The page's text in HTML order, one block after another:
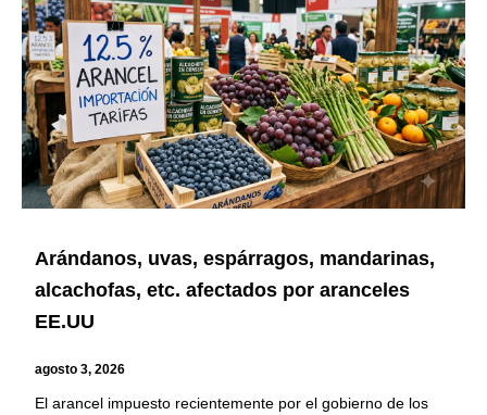
Arándanos, uvas, espárragos, mandarinas,
alcachofas, etc. afectados por aranceles
EE.UU
agosto 3, 2026
El arancel impuesto recientemente por el gobierno de los